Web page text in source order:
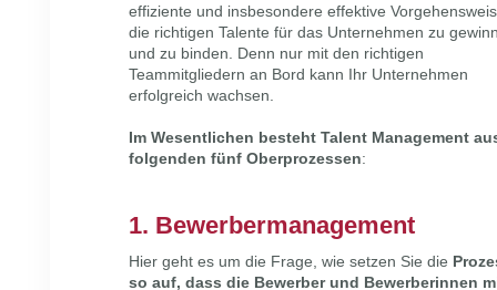
effiziente und insbesondere effektive
die richtigen Talente für das Unternehmen zu
und zu binden. Denn nur mit den richtigen
Teammitgliedern an Bord kann Ihr Unternehmen
erfolgreich wachsen.
Im Wesentlichen besteht Talent Management
folgenden fünf Oberprozessen:
1. Bewerbermanagement
Hier geht es um die Frage, wie setzen Sie die
so auf, dass die Bewerber und Bewerberinnen